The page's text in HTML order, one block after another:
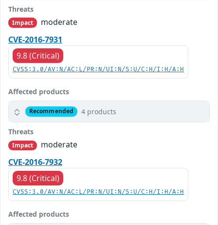
Threats
Impact
moderate
CVE-2016-7931
9.8 (Critical)
CVSS:3.0/AV:N/AC:L/PR:N/UI:N/S:U/C:H/I:H/A:H
Affected products
Recommended 4 products
Threats
Impact
moderate
CVE-2016-7932
9.8 (Critical)
CVSS:3.0/AV:N/AC:L/PR:N/UI:N/S:U/C:H/I:H/A:H
Affected products